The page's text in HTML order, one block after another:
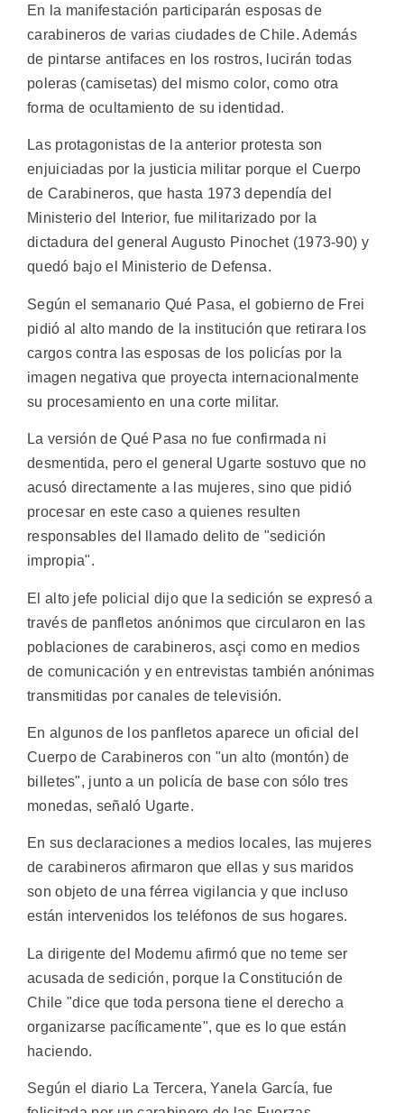
En la manifestación participarán esposas de
carabineros de varias ciudades de Chile. Además
de pintarse antifaces en los rostros, lucirán todas
poleras (camisetas) del mismo color, como otra
forma de ocultamiento de su identidad.
Las protagonistas de la anterior protesta son
enjuiciadas por la justicia militar porque el Cuerpo
de Carabineros, que hasta 1973 dependía del
Ministerio del Interior, fue militarizado por la
dictadura del general Augusto Pinochet (1973-90) y
quedó bajo el Ministerio de Defensa.
Según el semanario Qué Pasa, el gobierno de Frei
pidió al alto mando de la institución que retirara los
cargos contra las esposas de los policías por la
imagen negativa que proyecta internacionalmente
su procesamiento en una corte militar.
La versión de Qué Pasa no fue confirmada ni
desmentida, pero el general Ugarte sostuvo que no
acusó directamente a las mujeres, sino que pidió
procesar en este caso a quienes resulten
responsables del llamado delito de "sedición
impropia".
El alto jefe policial dijo que la sedición se expresó a
través de panfletos anónimos que circularon en las
poblaciones de carabineros, asçi como en medios
de comunicación y en entrevistas también anónimas
transmitidas por canales de televisión.
En algunos de los panfletos aparece un oficial del
Cuerpo de Carabineros con "un alto (montón) de
billetes", junto a un policía de base con sólo tres
monedas, señaló Ugarte.
En sus declaraciones a medios locales, las mujeres
de carabineros afirmaron que ellas y sus maridos
son objeto de una férrea vigilancia y que incluso
están intervenidos los teléfonos de sus hogares.
La dirigente del Modemu afirmó que no teme ser
acusada de sedición, porque la Constitución de
Chile "dice que toda persona tiene el derecho a
organizarse pacíficamente", que es lo que están
haciendo.
Según el diario La Tercera, Yanela García, fue